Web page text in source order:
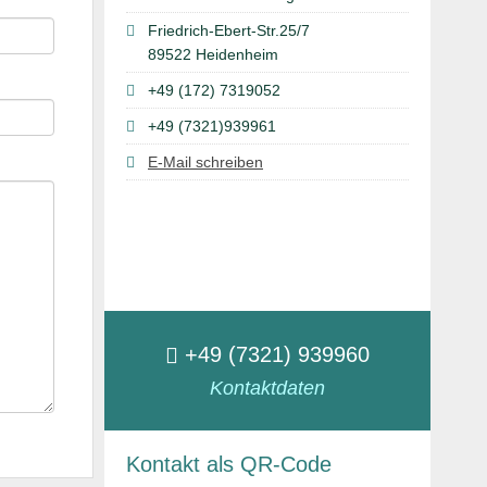
Friedrich-Ebert-Str.25/7
89522 Heidenheim
+49 (172) 7319052
+49 (7321)939961
E-Mail schreiben
+49 (7321) 939960
Kontaktdaten
Kontakt als QR-Code